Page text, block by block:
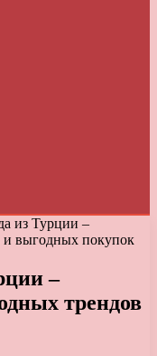
из Турции –
и выгодных покупок
–
трендов